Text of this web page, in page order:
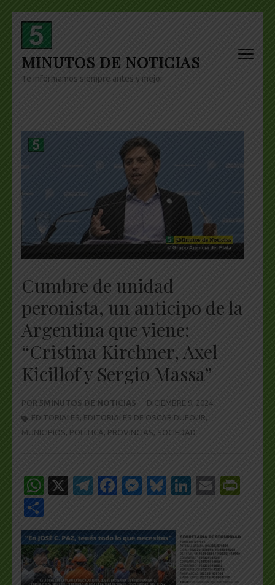
Skip
content
(Press
Enter)
MINUTOS DE NOTICIAS
Te informamos siempre antes y mejor
Cumbre de unidad
peronista, un anticipo de la
Argentina que viene:
“Cristina Kirchner, Axel
Kicillof y Sergio Massa”
POR 5MINUTOS DE NOTICIAS
DICIEMBRE 9, 2024
EDITORIALES, EDITORIALES DE OSCAR DUFOUR
MUNICIPIOS, POLÍTICA, PROVINCIAS, SOCIEDAD
WhatsApp
X Telegram
Facebook
Messenger
Bluesky
LinkedIn
Email